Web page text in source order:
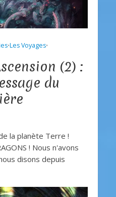
•Les Voyages•
(2) :
du
la planète Terre !
! Nous n'avons
disons depuis